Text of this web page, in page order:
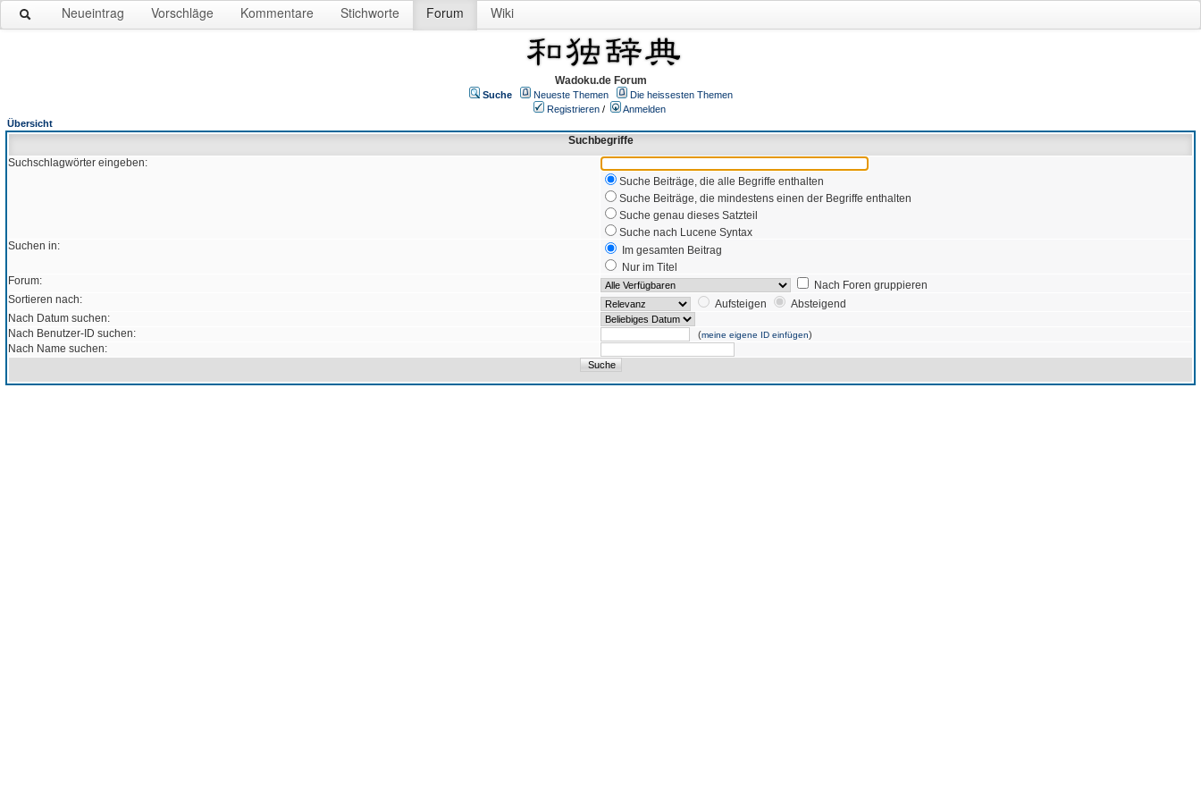
Neueintrag Vorschläge Kommentare Stichworte Forum Wiki
Wadoku.de Forum
Suche Neueste Themen
Die heissesten Themen
Registrieren /
Anmelden
Übersicht
Suchbegriffe
Suchschlagwörter eingeben:
Suche Beiträge, die alle Begriffe enthalten
Suche Beiträge, die mindestens einen der Begriffe enthalten
Suche genau dieses Satzteil
Suche nach Lucene Syntax
Suchen in:
Im gesamten Beitrag
Nur im Titel
Forum:
Nach Foren gruppieren
Sortieren nach:
Aufsteigen
Absteigend
Nach Datum suchen:
Nach Benutzer-ID suchen:
(meine eigene ID einfügen)
Nach Name suchen: